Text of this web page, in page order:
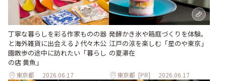
丁寧な暮らしを彩る作家ものの器
と海外雑貨に出会える♪代々木公
園散歩の途中に訪れたい「暮らし
の店 黄魚」
東京都 2026.06.17
発酵かき氷や箱庭づくりを体験。
江戸の涼を楽しむ「星のや東京」
の夏滞在
東京都 [PR] 2026.06.17